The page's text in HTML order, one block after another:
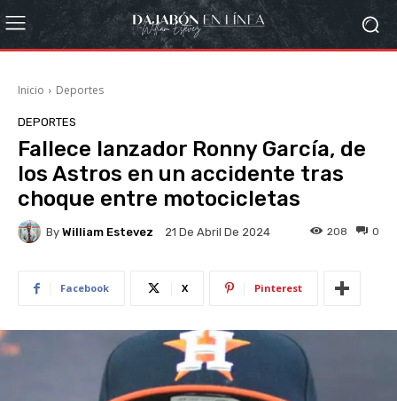
Inicio Deportes
DEPORTES
Fallece lanzador Ronny García, de
los Astros en un accidente tras
choque entre motocicletas
By William Estevez 21 De Abril De 2024 0
208
Facebook X Pinterest